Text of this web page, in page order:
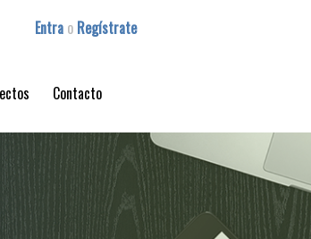
Entra o Regístrate
Contacto